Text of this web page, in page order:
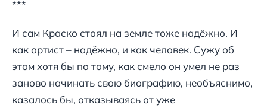
***
И сам Краско стоял на земле тоже надёжно. И
как артист – надёжно, и как человек. Сужу об
этом хотя бы по тому, как смело он умел не раз
заново начинать свою биографию, необъяснимо,
казалось бы, отказываясь от уже